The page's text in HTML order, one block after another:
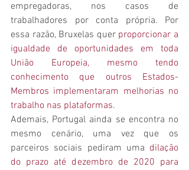
empregadoras, nos casos de
trabalhadores por conta própria. Por
essa razão, Bruxelas quer proporcionar a
igualdade de oportunidades em toda
União Europeia, mesmo tendo
conhecimento que outros Estados-
Membros implementaram melhorias no
trabalho nas plataformas.
Ademais, Portugal ainda se encontra no
mesmo cenário, uma vez que os
parceiros sociais pediram uma dilação
do prazo até dezembro de 2020 para